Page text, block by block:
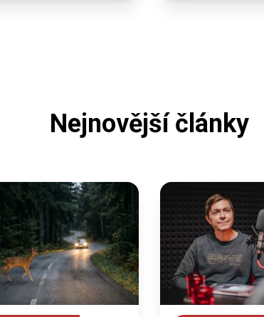
Nejnovější články